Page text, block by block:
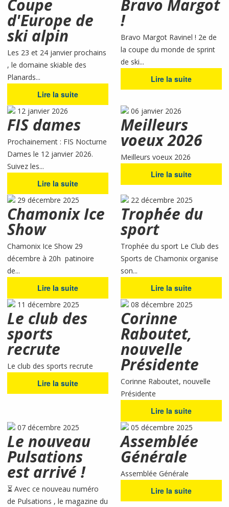
Coupe
d'Europe de
ski alpin
Les 23 et 24 janvier prochains
, le domaine skiable des
Planards...
Lire la suite
Bravo Margot
!
Bravo Margot Ravinel ! 2e de
la coupe du monde de sprint
de ski...
Lire la suite
12 janvier 2026
FIS dames
Prochainement : FIS Nocturne
Dames le 12 janvier 2026.
Suivez les...
Lire la suite
06 janvier 2026
Meilleurs
voeux 2026
Meilleurs voeux 2026
Lire la suite
29 décembre 2025
Chamonix Ice
Show
Chamonix Ice Show 29
décembre à 20h patinoire
de...
Lire la suite
22 décembre 2025
Trophée du
sport
Trophée du sport Le Club des
Sports de Chamonix organise
son...
Lire la suite
11 décembre 2025
Le club des
sports
recrute
Le club des sports recrute
Lire la suite
08 décembre 2025
Corinne
Raboutet,
nouvelle
Présidente
Corinne Raboutet, nouvelle
Présidente
Lire la suite
07 décembre 2025
Le nouveau
Pulsations
est arrivé !
⏳ Avec ce nouveau numéro
de Pulsations , le magazine du
05 décembre 2025
Assemblée
Générale
Assemblée Générale
Lire la suite